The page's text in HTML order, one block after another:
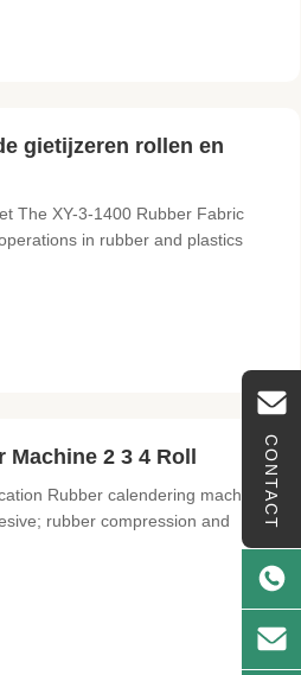
CONTACT
gietijzeren rollen en
The XY-3-1400 Rubber Fabric
in rubber and plastics
2 3 4 Roll
Rubber calendering machine
rubber compression and